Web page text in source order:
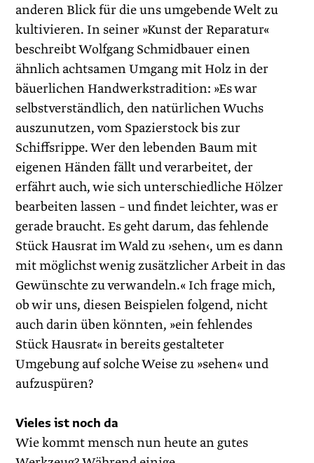
anderen Blick für die uns umgebende Welt zu
kultivieren. In seiner »Kunst der Reparatur«
beschreibt Wolfgang Schmidbauer einen
ähnlich achtsamen Umgang mit Holz in der
bäuerlichen Handwerkstradition: »Es war
selbstverständlich, den natürlichen Wuchs
auszunutzen, vom Spazierstock bis zur
Schiffsrippe. Wer den lebenden Baum mit
eigenen Händen fällt und verarbeitet, der
erfährt auch, wie sich unterschiedliche Hölzer
bearbeiten lassen – und findet leichter, was er
gerade braucht. Es geht darum, das fehlende
Stück Hausrat im Wald zu ›sehen‹, um es dann
mit möglichst wenig zusätzlicher Arbeit in das
Gewünschte zu verwandeln.« Ich frage mich,
ob wir uns, diesen Beispielen folgend, nicht
auch darin üben könnten, »ein fehlendes
Stück Hausrat« in bereits gestalteter
Umgebung auf solche Weise zu »sehen« und
aufzuspüren?
Vieles ist noch da
Wie kommt mensch nun heute an gutes